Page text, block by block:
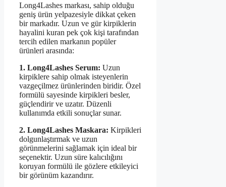
Long4Lashes markası, sahip olduğu
geniş ürün yelpazesiyle dikkat çeken
bir markadır. Uzun ve gür kirpiklerin
hayalini kuran pek çok kişi tarafından
tercih edilen markanın popüler
ürünleri arasında:
1. Long4Lashes Serum: Uzun
kirpiklere sahip olmak isteyenlerin
vazgeçilmez ürünlerinden biridir. Özel
formülü sayesinde kirpikleri besler,
güçlendirir ve uzatır. Düzenli
kullanımda etkili sonuçlar sunar.
2. Long4Lashes Maskara: Kirpikleri
dolgunlaştırmak ve uzun
görünmelerini sağlamak için ideal bir
seçenektir. Uzun süre kalıcılığını
koruyan formülü ile gözlere etkileyici
bir görünüm kazandırır.